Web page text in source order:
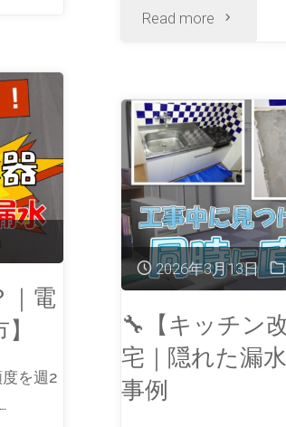
Read more
｜電
を週2
2026年3月13日
🔧【キッチン
宅｜隠れた漏
事例